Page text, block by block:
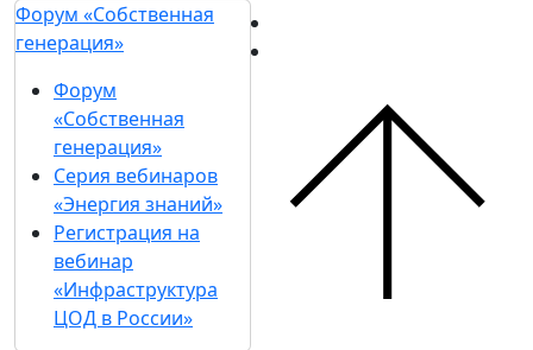
Форум «Собственная
генерация»
Форум
«Собственная
генерация»
Серия вебинаров
«Энергия знаний»
Регистрация на
вебинар
«Инфраструктура
ЦОД в России»